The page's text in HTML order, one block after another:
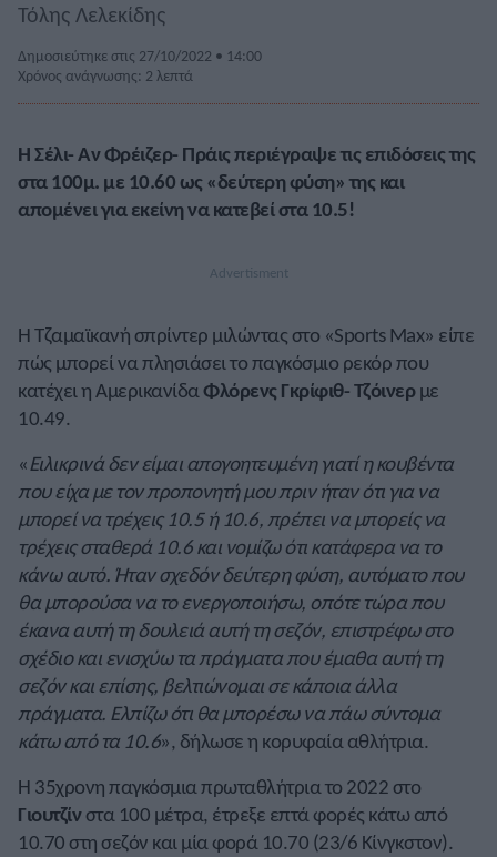
Τόλης Λελεκίδης
Δημοσιεύτηκε στις 27/10/2022 • 14:00
Χρόνος ανάγνωσης: 2 λεπτά
Η Σέλι- Αν Φρέιζερ- Πράις περιέγραψε τις επιδόσεις της
στα 100μ. με 10.60 ως «δεύτερη φύση» της και
απομένει για εκείνη να κατεβεί στα 10.5!
Η Τζαμαϊκανή σπρίντερ μιλώντας στο «Sports Max» είπε
πώς μπορεί να πλησιάσει το παγκόσμιο ρεκόρ που
κατέχει η ΑμερικανίδαΦλόρενς Γκρίφιθ- Τζόινερμε
10.49.
«Ειλικρινά δεν είμαι απογοητευμένη γιατί η κουβέντα
που είχα με τον προπονητή μου πριν ήταν ότι για να
μπορεί να τρέχεις 10.5 ή 10.6, πρέπει να μπορείς να
τρέχεις σταθερά 10.6 και νομίζω ότι κατάφερα να το
κάνω αυτό. Ήταν σχεδόν δεύτερη φύση, αυτόματο που
θα μπορούσα να το ενεργοποιήσω, οπότε τώρα που
έκανα αυτή τη δουλειά αυτή τη σεζόν, επιστρέφω στο
σχέδιο και ενισχύω τα πράγματα που έμαθα αυτή τη
σεζόν και επίσης, βελτιώνομαι σε κάποια άλλα
πράγματα. Ελπίζω ότι θα μπορέσω να πάω σύντομα
κάτω από τα 10.6», δήλωσε η κορυφαία αθλήτρια.
Η 35χρονη παγκόσμια πρωταθλήτρια το 2022 στο
Γιουτζίνστα 100 μέτρα, έτρεξε επτά φορές κάτω από
10.70 στη σεζόν και μία φορά 10.70 (23/6 Κίνγκστον).